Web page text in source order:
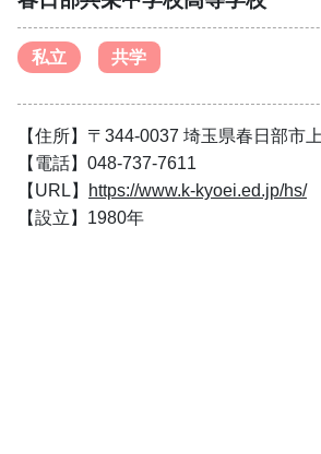
私立 共学
【電話】048-737-7611
【URL】https://www.k-kyoei.ed.jp/hs/
【設立】1980年